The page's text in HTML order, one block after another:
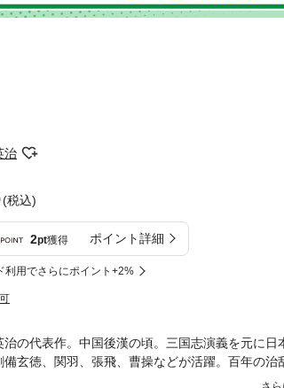
治
(税込)
2pt獲得 ポイント詳細
利用でさらにポイント+2%
治の代表作。中国後漢の頃。三国志演義を元に
備玄徳、関羽、張飛、曹操などが活躍。百年の
闘志を燃やす曹操。信義に厚い劉備と参謀関羽